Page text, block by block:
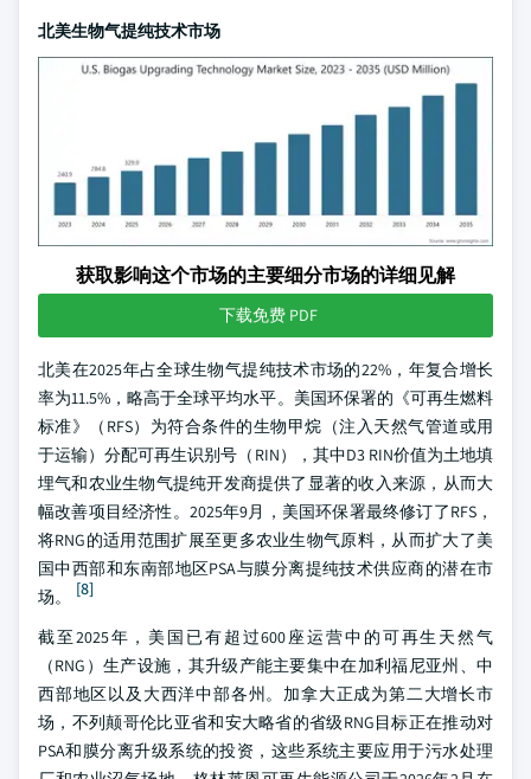
北美生物气提纯技术市场
获取影响这个市场的主要细分市场的详细见解
下载免费 PDF
北美在2025年占全球生物气提纯技术市场的22%，年复合增长
率为11.5%，略高于全球平均水平。美国环保署的《可再生燃料
标准》（RFS）为符合条件的生物甲烷（注入天然气管道或用
于运输）分配可再生识别号（RIN），其中D3 RIN价值为土地填
埋气和农业生物气提纯开发商提供了显著的收入来源，从而大
幅改善项目经济性。2025年9月，美国环保署最终修订了RFS，
将RNG的适用范围扩展至更多农业生物气原料，从而扩大了美
国中西部和东南部地区PSA与膜分离提纯技术供应商的潜在市
场。
[8]
截至2025年，美国已有超过600座运营中的可再生天然气
（RNG）生产设施，其升级产能主要集中在加利福尼亚州、中
西部地区以及大西洋中部各州。加拿大正成为第二大增长市
场，不列颠哥伦比亚省和安大略省的省级RNG目标正在推动对
PSA和膜分离升级系统的投资，这些系统主要应用于污水处理